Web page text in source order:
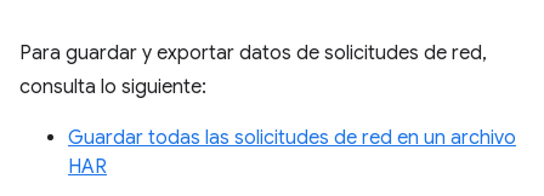
Para guardar y exportar datos de solicitudes de red,
consulta lo siguiente:
Guardar todas las solicitudes de red en un archivo
HAR